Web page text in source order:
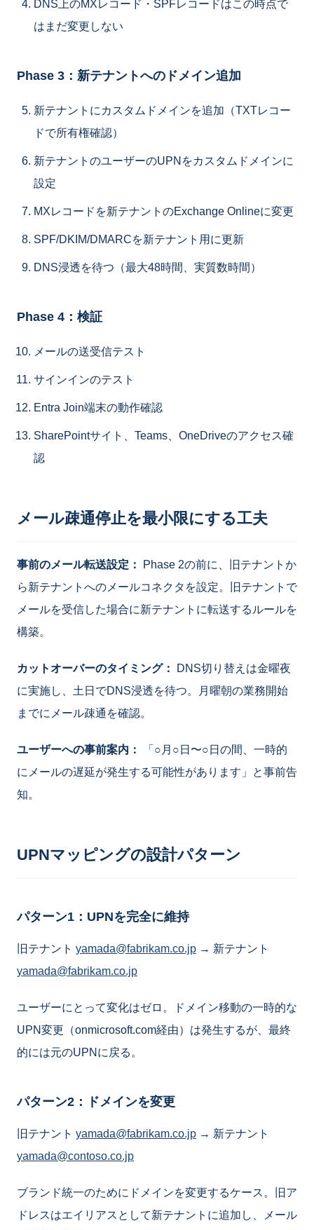
DNS上のMXレコード・SPFレコードはこの時点で
はまだ変更しない
Phase 3：新テナントへのドメイン追加
新テナントにカスタムドメインを追加（TXTレコー
ドで所有権確認）
新テナントのユーザーのUPNをカスタムドメインに
設定
MXレコードを新テナントのExchange Onlineに変更
SPF/DKIM/DMARCを新テナント用に更新
DNS浸透を待つ（最大48時間、実質数時間）
Phase 4：検証
メールの送受信テスト
サインインのテスト
Entra Join端末の動作確認
SharePointサイト、Teams、OneDriveのアクセス確
認
メール疎通停止を最小限にする工夫
事前のメール転送設定：
Phase 2の前に、旧テナントか
ら新テナントへのメールコネクタを設定。旧テナントで
メールを受信した場合に新テナントに転送するルールを
構築。
カットオーバーのタイミング：
DNS切り替えは金曜夜
に実施し、土日でDNS浸透を待つ。月曜朝の業務開始
までにメール疎通を確認。
ユーザーへの事前案内：
「○月○日〜○日の間、一時的
にメールの遅延が発生する可能性があります」と事前告
知。
UPNマッピングの設計パターン
パターン1：UPNを完全に維持
旧テナント yamada@fabrikam.co.jp → 新テナント
yamada@fabrikam.co.jp
ユーザーにとって変化はゼロ。ドメイン移動の一時的な
UPN変更（onmicrosoft.com経由）は発生するが、最終
的には元のUPNに戻る。
パターン2：ドメインを変更
旧テナント yamada@fabrikam.co.jp → 新テナント
yamada@contoso.co.jp
ブランド統一のためにドメインを変更するケース。旧ア
ドレスはエイリアスとして新テナントに追加し、メール